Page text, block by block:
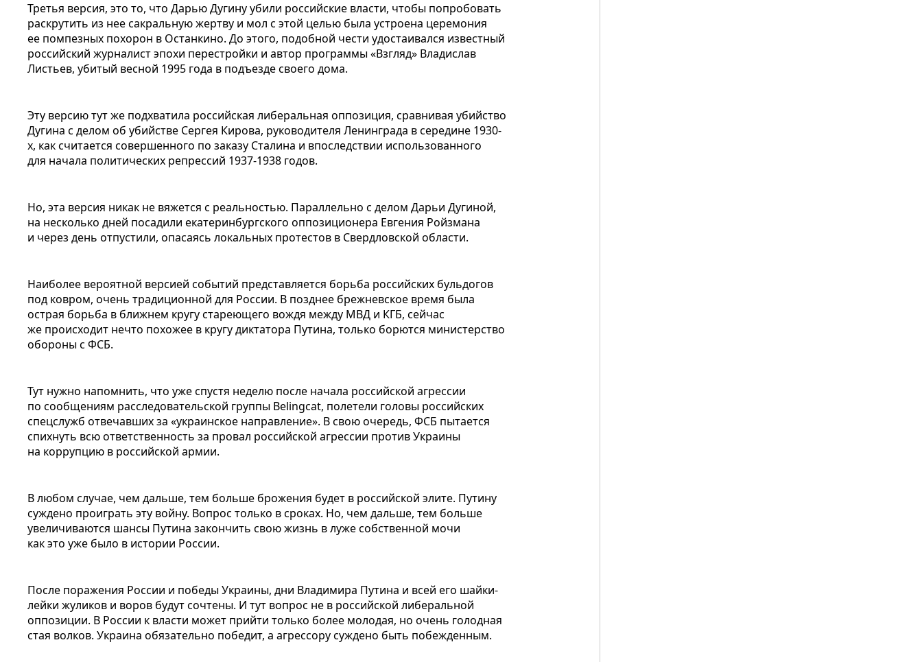
Третья версия, это то, что Дарью Дугину убили российские власти, чтобы попробовать
раскрутить из нее сакральную жертву и мол с этой целью была устроена церемония
ее помпезных похорон в Останкино. До этого, подобной чести удостаивался известный
российский журналист эпохи перестройки и автор программы «Взгляд» Владислав
Листьев, убитый весной 1995 года в подъезде своего дома.
Эту версию тут же подхватила российская либеральная оппозиция, сравнивая убийство
Дугина с делом об убийстве Сергея Кирова, руководителя Ленинграда в середине 1930-
х, как считается совершенного по заказу Сталина и впоследствии использованного
для начала политических репрессий 1937-1938 годов.
Но, эта версия никак не вяжется с реальностью. Параллельно с делом Дарьи Дугиной,
на несколько дней посадили екатеринбургского оппозиционера Евгения Ройзмана
и через день отпустили, опасаясь локальных протестов в Свердловской области.
Наиболее вероятной версией событий представляется борьба российских бульдогов
под ковром, очень традиционной для России. В позднее брежневское время была
острая борьба в ближнем кругу стареющего вождя между МВД и КГБ, сейчас
же происходит нечто похожее в кругу диктатора Путина, только борются министерство
обороны с ФСБ.
Тут нужно напомнить, что уже спустя неделю после начала российской агрессии
по сообщениям расследовательской группы Belingcat, полетели головы российских
спецслужб отвечавших за «украинское направление». В свою очередь, ФСБ пытается
спихнуть всю ответственность за провал российской агрессии против Украины
на коррупцию в российской армии.
В любом случае, чем дальше, тем больше брожения будет в российской элите. Путину
суждено проиграть эту войну. Вопрос только в сроках. Но, чем дальше, тем больше
увеличиваются шансы Путина закончить свою жизнь в луже собственной мочи
как это уже было в истории России.
После поражения России и победы Украины, дни Владимира Путина и всей его шайки-
лейки жуликов и воров будут сочтены. И тут вопрос не в российской либеральной
оппозиции. В России к власти может прийти только более молодая, но очень голодная
стая волков. Украина обязательно победит, а агрессору суждено быть побежденным.